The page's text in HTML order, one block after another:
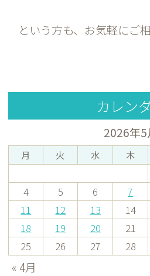
という方も、お気軽にご
カレン
2026年5
月 火 水 木
4
5 6 7
11
12 13 14
18
19 20 21
25
26 27 28
« 4月